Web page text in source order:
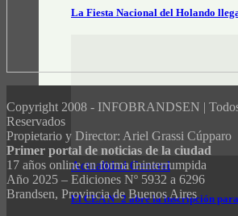
La Fiesta Nacional del Holando
Actualidad General
El CEA N° 2 abre la inscripción
Copyright 2008 - INFOBRANDSEN |
Reservados
Propietario y Director: Ariel Grassi Cúpparo
Primer portal de noticias de la ciudad
17 años online en forma ininterrumpida
Año 2025 – Ediciones Nº 5932 a 6296
Brandsen, Provincia de Buenos Aires